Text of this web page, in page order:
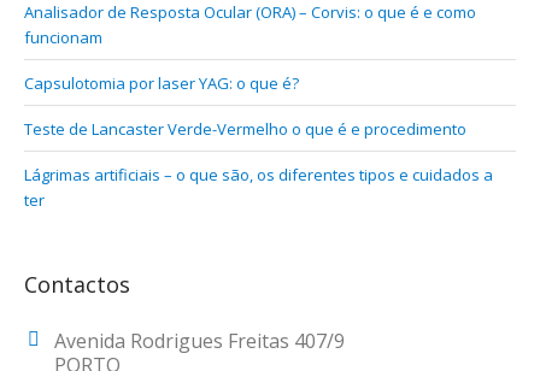
Analisador de Resposta Ocular (ORA) – Corvis: o que é e como
funcionam
Capsulotomia por laser YAG: o que é?
Teste de Lancaster Verde-Vermelho o que é e procedimento
Lágrimas artificiais – o que são, os diferentes tipos e cuidados a
ter
Contactos
Avenida Rodrigues Freitas 407/9
PORTO